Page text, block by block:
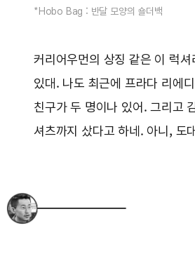
*Hobo Bag : 반달 모양의 숄더백
커리어우먼의 상징 같은 이 럭
있대. 나도 최근에 프라다 리에
친구가 두 명이나 있어. 그리고
셔츠까지 샀다고 하네. 아니, 도